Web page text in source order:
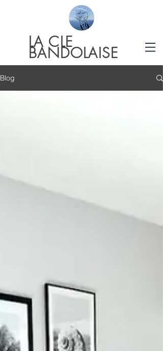
LACLE
BANDOLAISE
Blog